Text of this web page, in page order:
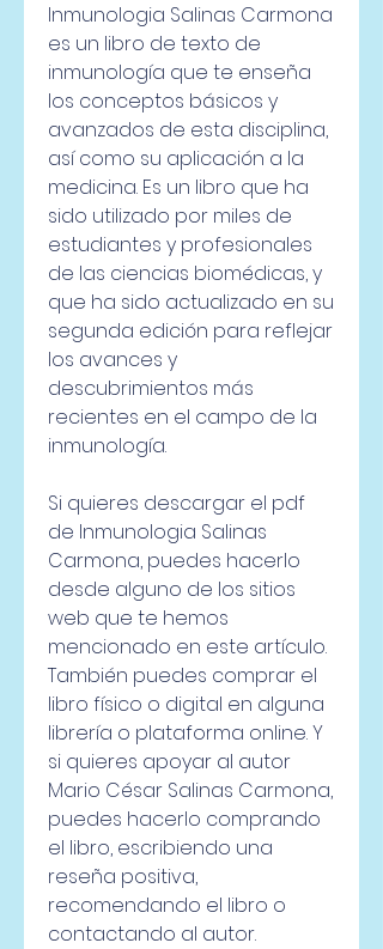
Inmunologia Salinas Carmona
es un libro de texto de
inmunología que te enseña
los conceptos básicos y
avanzados de esta disciplina,
así como su aplicación a la
medicina. Es un libro que ha
sido utilizado por miles de
estudiantes y profesionales
de las ciencias biomédicas, y
que ha sido actualizado en su
segunda edición para reflejar
los avances y
descubrimientos más
recientes en el campo de la
inmunología.
Si quieres descargar el pdf
de Inmunologia Salinas
Carmona, puedes hacerlo
desde alguno de los sitios
web que te hemos
mencionado en este artículo.
También puedes comprar el
libro físico o digital en alguna
librería o plataforma online. Y
si quieres apoyar al autor
Mario César Salinas Carmona,
puedes hacerlo comprando
el libro, escribiendo una
reseña positiva,
recomendando el libro o
contactando al autor.